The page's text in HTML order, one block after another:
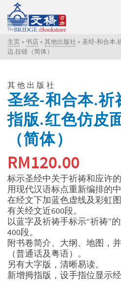
主页 » 书店 » 其他出版社 » 圣经-和合本.
边.拉链（简体）
其他出版社
圣经-和合本.祈
指版.红色仿皮
（简体）
RM120.00
标示圣经中关于祈祷和应许的
用现代汉语标点重新编排的
在经文下加蓝色虚线及彩虹
有关经文近600段。
以蓝字及祈祷手标示“祈祷”
400段。
附书卷简介、大纲、地图，
（普通话及粤语）。
另有大字版，清晰易读。
新增拇指版，设手指位显示